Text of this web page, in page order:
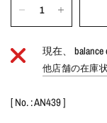
現在、balance
他店舗の在庫
[ No. : AN439 ]